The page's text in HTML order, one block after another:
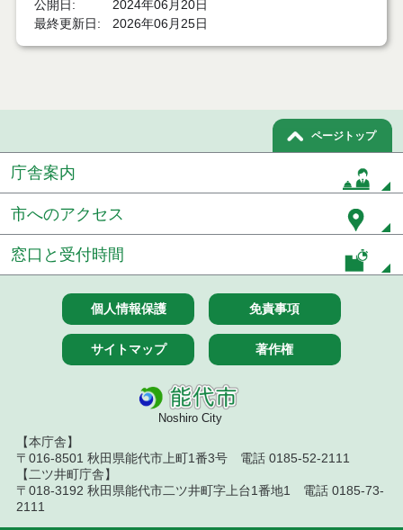
公開日
2024年06月20日
最終更新日
2026年06月25日
ページトップ
庁舎案内
市へのアクセス
窓口と受付時間
個人情報保護 免責事項
サイトマップ 著作権
Noshiro City
【本庁舎】
〒016-8501 秋田県能代市上町1番3号 電話 0185-52-2111
【二ツ井町庁舎】
〒018-3192 秋田県能代市二ツ井町字上台1番地1 電話 0185-73-
2111